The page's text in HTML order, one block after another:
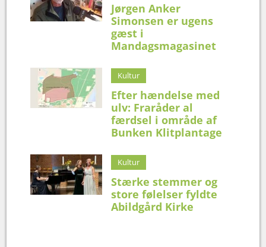
Jørgen Anker
Simonsen er ugens
gæst i
Mandagsmagasinet
Kultur
Efter hændelse med
ulv: Fraråder al
færdsel i område af
Bunken Klitplantage
Kultur
Stærke stemmer og
store følelser fyldte
Abildgård Kirke